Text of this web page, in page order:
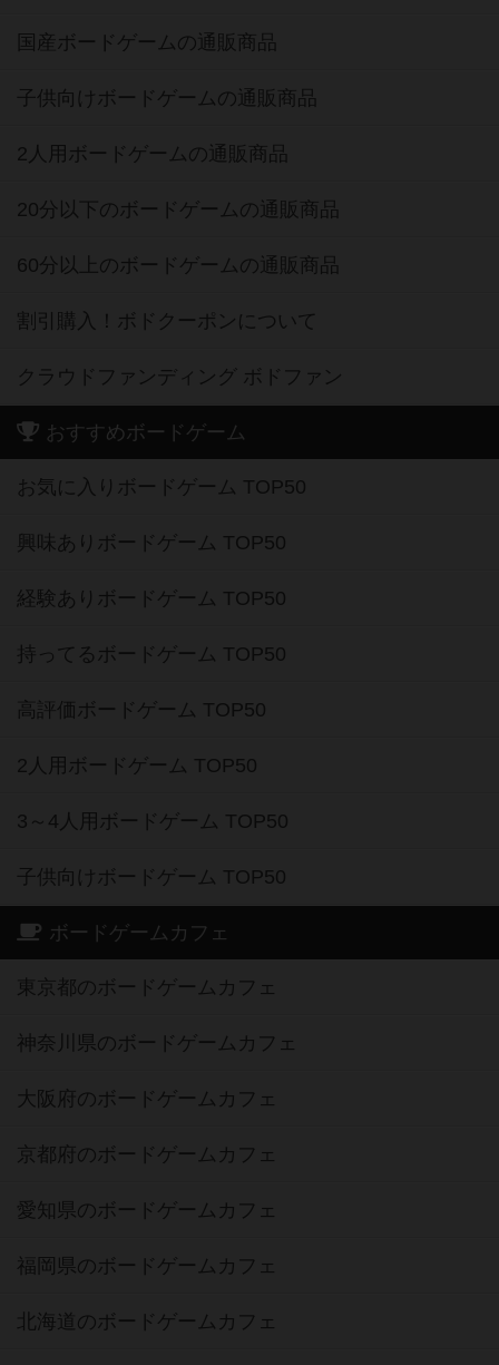
国産ボードゲームの通販商品
子供向けボードゲームの通販商品
2人用ボードゲームの通販商品
20分以下のボードゲームの通販商品
60分以上のボードゲームの通販商品
割引購入！ボドクーポンについて
クラウドファンディング ボドファン
おすすめボードゲーム
お気に入りボードゲーム TOP50
興味ありボードゲーム TOP50
経験ありボードゲーム TOP50
持ってるボードゲーム TOP50
高評価ボードゲーム TOP50
2人用ボードゲーム TOP50
3～4人用ボードゲーム TOP50
子供向けボードゲーム TOP50
ボードゲームカフェ
東京都のボードゲームカフェ
神奈川県のボードゲームカフェ
大阪府のボードゲームカフェ
京都府のボードゲームカフェ
愛知県のボードゲームカフェ
福岡県のボードゲームカフェ
北海道のボードゲームカフェ